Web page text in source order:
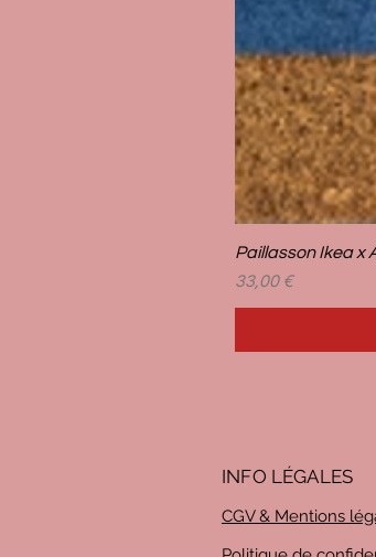
Paillasson Ikea x
Prix
33,00 €
INFO LÉGALES
CGV & Mentions